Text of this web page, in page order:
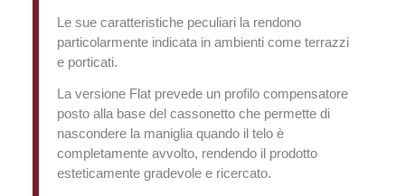
Le sue caratteristiche peculiari la rendono
particolarmente indicata in ambienti come terrazzi
e porticati.
La versione Flat prevede un profilo compensatore
posto alla base del cassonetto che permette di
nascondere la maniglia quando il telo è
completamente avvolto, rendendo il prodotto
esteticamente gradevole e ricercato.